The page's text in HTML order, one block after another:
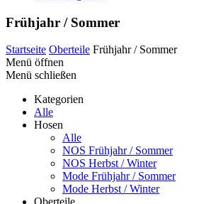
Frühjahr / Sommer
Startseite Oberteile Frühjahr / Sommer
Menü öffnen
Menü schließen
Kategorien
Alle
Hosen
Alle
NOS Frühjahr / Sommer
NOS Herbst / Winter
Mode Frühjahr / Sommer
Mode Herbst / Winter